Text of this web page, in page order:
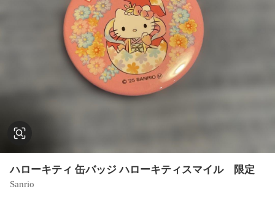
ハローキティ 缶バッジ ハローキティスマイル 限定
Sanrio